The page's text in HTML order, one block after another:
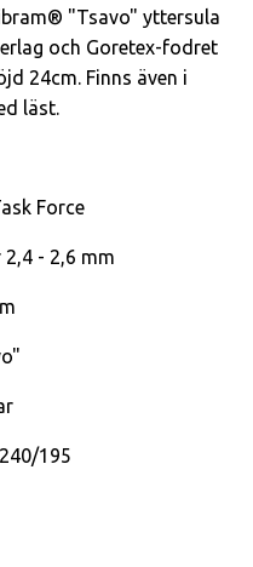
"Tsavo" yttersula
och Goretex-fodret
24cm. Finns även i
läst.
Force
- 2,6 mm
195